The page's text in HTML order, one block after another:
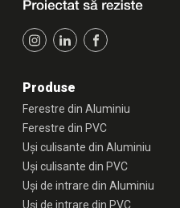
Produse
Ferestre din Aluminiu
Ferestre din PVC
Uși culisante din Aluminiu
Uși culisante din PVC
Uși de intrare din Aluminiu
Uși de intrare din PVC